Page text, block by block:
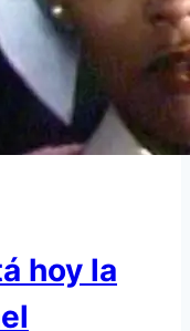
hoy la